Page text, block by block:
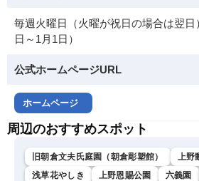
毎週火曜日（火曜が祝日の場合は翌
日～1月1日）
公式ホームページURL
ホームページ
周辺のおすすめスポット
旧朝倉文夫氏庭園（朝倉彫塑館） 上野
浅草花やしき
上野恩賜公園 六義園